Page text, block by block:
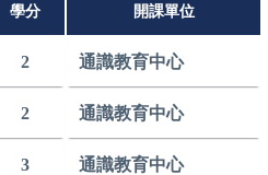
學分 開課單位
2 通識教育中心
2 通識教育中心
3 通識教育中心